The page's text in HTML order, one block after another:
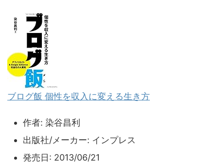
ブログ飯 個性を収入に変える生き方
作者: 染谷昌利
出版社/メーカー: インプレス
発売日: 2013/06/21